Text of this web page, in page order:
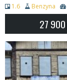
1.6 Benzyna
27 900